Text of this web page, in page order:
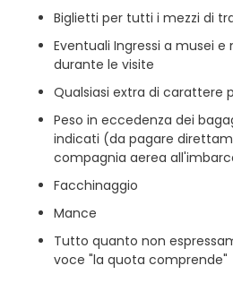
Biglietti per tutti i mezzi di
Eventuali Ingressi a musei
durante le visite
Qualsiasi extra di carattere
Peso in eccedenza dei
indicati (da pagare
compagnia aerea
Facchinaggio
Mance
Tutto quanto non
voce "la quota comprende"